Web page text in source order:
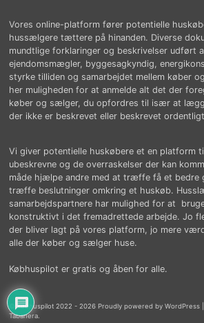
Vores online-platform fører potentielle
hussælgere tættere på hinanden. Diverse
mundtlige forklaringer og beskrivelser udført
ejendomsmægler, byggesagkyndig,
styrke tilliden og samarbejdet mellem køber
her muligheden for at anmelde alt det der
køber og sælger, du opfordres til især at
der ikke er beskrevet eller beskrevet
Vi giver potentielle huskøbere et en platform
ubeskrevne og de overraskelser der kan
måde hjælpe andre med at træffe få et bedre
træffe beslutninger omkring et huskøb.
samarbejdspartnere har mulighed for at
konstruktivt i det fremadrettede arbejde. Jo
der bliver lagt på vores platform, jo mere
alle der køber og sælger huse.
Købhuspilot er gratis og åben for alle.
© købhuspilot 2022 - 2026 Proudly powered by WordPress
Tabanera.